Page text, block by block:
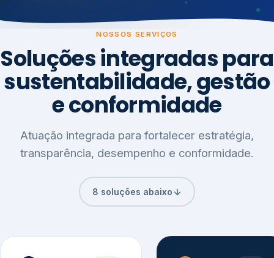
NOSSOS SERVIÇOS
Soluções integradas para
sustentabilidade, gestão
e conformidade
Atuação integrada para fortalecer estratégia,
transparência, desempenho e conformidade.
8 soluções abaixo